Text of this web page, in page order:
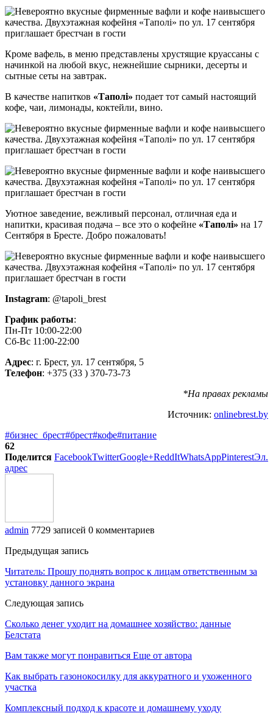
Кроме вафель, в меню представлены хрустящие круассаны с
начинкой на любой вкус, нежнейшие сырники, десерты и
сытные сеты на завтрак.
В качестве напитков «Таполі» подает тот самый настоящий
кофе, чаи, лимонады, коктейли, вино.
Уютное заведение, вежливый персонал, отличная еда и
напитки, красивая подача – все это о кофейне «Таполі» на 17
Сентября в Бресте. Добро пожаловать!
Instagram: @tapoli_brest
График работы:
Пн-Пт 10:00-22:00
Сб-Вс 11:00-22:00
Адрес: г. Брест, ул. 17 сентября, 5
Телефон: +375 (33 ) 370-73-73
*На правах рекламы
Источник: onlinebrest.by
#бизнес_брест#брест#кофе#питание
62
Поделится FacebookTwitterGoogle+ReddItWhatsAppPinterestЭл.
адрес
admin 7729 записей 0 комментариев
Предыдущая запись
Читатель: Прошу поднять вопрос к лицам ответственным за
установку данного экрана
Следующая запись
Сколько денег уходит на домашнее хозяйство: данные
Белстата
Вам также могут понравиться Еще от автора
Как выбрать газонокосилку для аккуратного и ухоженного
участка
Комплексный подход к красоте и домашнему уходу